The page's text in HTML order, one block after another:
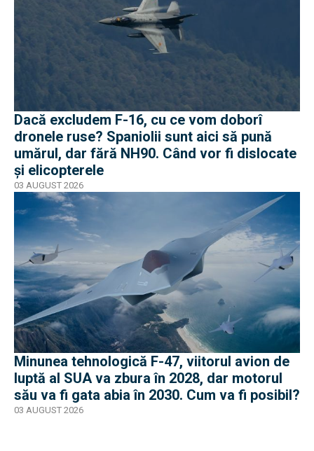
Dacă excludem F-16, cu ce vom doborî
dronele ruse? Spaniolii sunt aici să pună
umărul, dar fără NH90. Când vor fi dislocate
și elicopterele
03 AUGUST 2026
Minunea tehnologică F-47, viitorul avion de
luptă al SUA va zbura în 2028, dar motorul
său va fi gata abia în 2030. Cum va fi posibil?
03 AUGUST 2026